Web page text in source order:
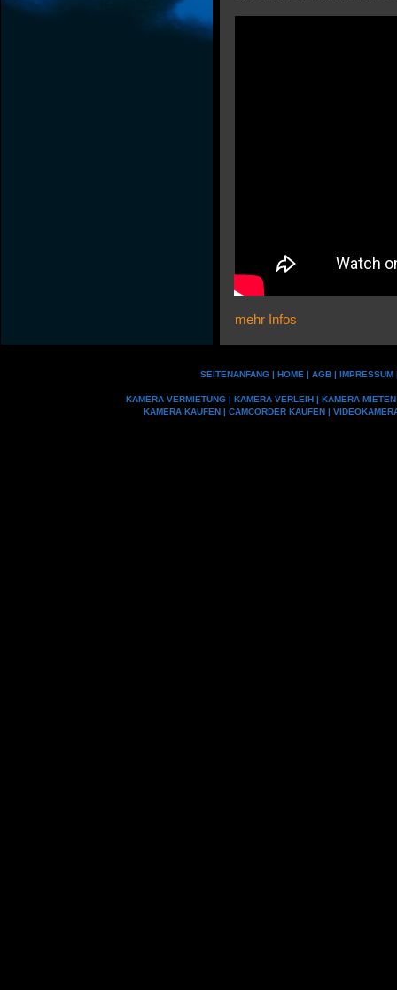
mehr Infos
SEITENANFANG| HOME | AGB| IMPRESSUM
KAMERA VERMIETUNG | KAMERA VERLEIH | KAMERA MIETEN
KAMERA KAUFEN | CAMCORDER KAUFEN |